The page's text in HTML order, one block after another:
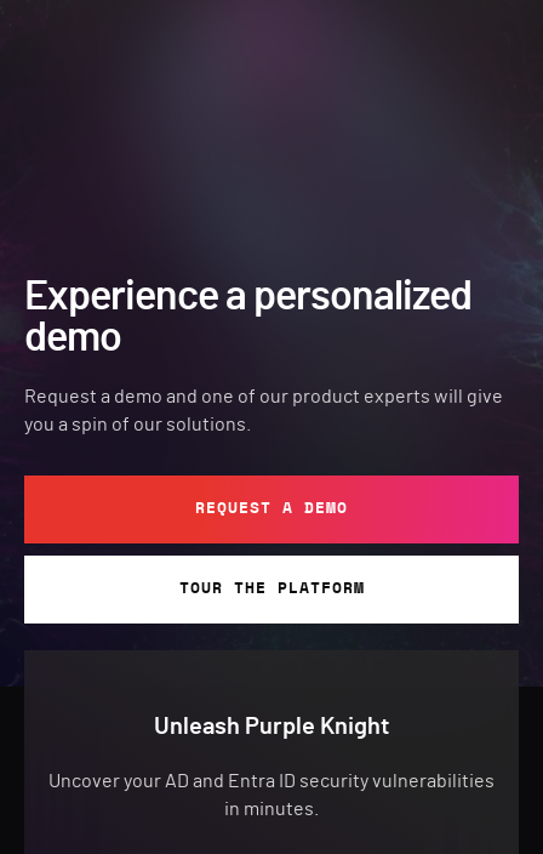
Experience a personalized
demo
Request a demo and one of our product experts will give
you a spin of our solutions.
REQUEST A DEMO
TOUR THE PLATFORM
Unleash Purple Knight
Uncover your AD and Entra ID security vulnerabilities
in minutes.